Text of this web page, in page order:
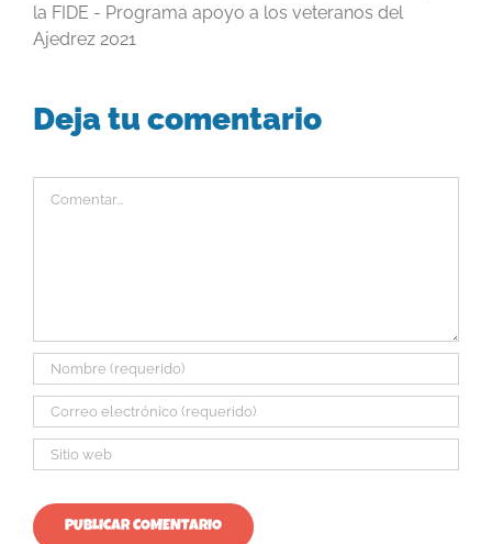
la FIDE - Programa apoyo a los veteranos del
Ajedrez 2021
Deja tu comentario